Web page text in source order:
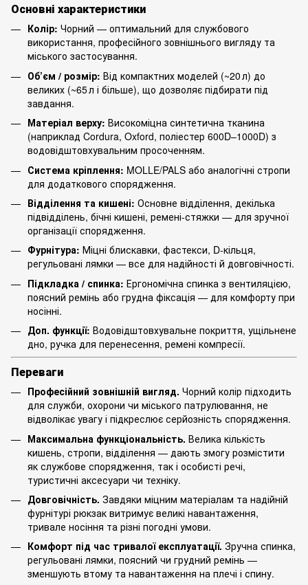
Основні характеристики
Колір: Чорний — оптимальний для службового
використання, професійного зовнішнього вигляду та
міського застосування.
Об’єм / розмір: Від компактних моделей (~20 л) до
великих (~65 л і більше), що дозволяє підбирати під
завдання.
Матеріал верху: Високоміцна синтетична тканина
(наприклад Cordura, Oxford, поліестер 600D–1000D) з
водовідштовхувальним просоченням.
Система кріплення: MOLLE/PALS або аналогічні стропи
для додаткового спорядження.
Відділення та кишені: Основне відділення, декілька
підвідділень, бічні кишені, ремені‑стяжки — для зручної
організації спорядження.
Фурнітура: Міцні блискавки, фастекси, D‑кільця,
регульовані лямки — все для надійності й довговічності.
Підкладка / спинка: Ергономічна спинка з вентиляцією,
поясний ремінь або грудна фіксація — для комфорту при
носінні.
Доп. функції: Водовідштовхувальне покриття, ущільнене
дно, ручка для перенесення, ремені компресії.
Переваги
Професійний зовнішній вигляд. Чорний колір підходить
для служби, охорони чи міського патрулювання, не
відволікає увагу і підкреслює серйозність спорядження.
Максимальна функціональність. Велика кількість
кишень, стропи, відділення — дають змогу розмістити
як службове спорядження, так і особисті речі,
туристичні аксесуари чи техніку.
Довговічність. Завдяки міцним матеріалам та надійній
фурнітурі рюкзак витримує великі навантаження,
тривале носіння та різні погодні умови.
Комфорт під час тривалої експлуатації. Зручна спинка,
регульовані лямки, поясний чи грудний ремінь —
зменшують втому та навантаження на плечі і спину.